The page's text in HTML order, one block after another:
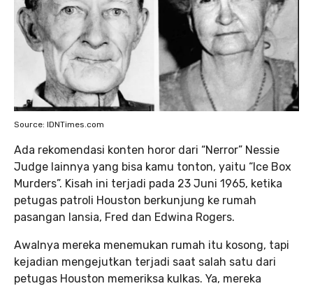
Source: IDNTimes.com
Ada rekomendasi konten horor dari “Nerror” Nessie
Judge lainnya yang bisa kamu tonton, yaitu “Ice Box
Murders”. Kisah ini terjadi pada 23 Juni 1965, ketika
petugas patroli Houston berkunjung ke rumah
pasangan lansia, Fred dan Edwina Rogers.
Awalnya mereka menemukan rumah itu kosong, tapi
kejadian mengejutkan terjadi saat salah satu dari
petugas Houston memeriksa kulkas. Ya, mereka